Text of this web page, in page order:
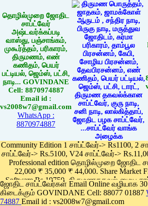
தொழில்முறை ஜோதிட
சாப்ட்வேர்
அஷ்டவர்க்கப்படி
வாஸ்து, பஞ்சாங்கம்,
முகூர்த்தம், பரிகாரம்,
திருமணம், எண்
கணிதம், பெயர்
பட்டியல், ஜெம்ஸ், பட்சி,
நாடி... GOVINDANE
Cell: 8870974887
Email id :
vs2008w7@gmail.com
WhatsApp :
8870974887
Community Edition 1 சாப்ட்வேர்-> Rs1100, 2
சாப்ட்வேர்-> Rs.5100, V24 சாப்ட்வேர்->
Professional edition தொழில்முறை ஜோதிட
22,000 ₹ 35,000 ₹ 44,000. Share Market
Software Rs.19750, திருமணதகவல் மைய
Phone App Rs. 1100
Pay online
ஜோதிட சாப்ட்வேர்கள் Email Online வழியாக 30
கிடைக்கும் GOVINDANE Cell: 88077 01887
74887 Email id : vs2008w7@gmail.com